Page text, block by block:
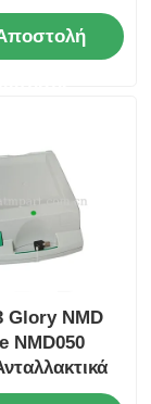
Assy
Glory NMD
NMD050